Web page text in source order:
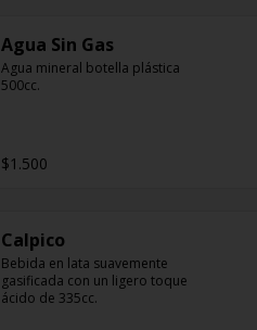
Agua Sin Gas
Agua mineral botella plástica
500cc.
$1.500
Calpico
Bebida en lata suavemente
gasificada con un ligero toque
ácido de 335cc.